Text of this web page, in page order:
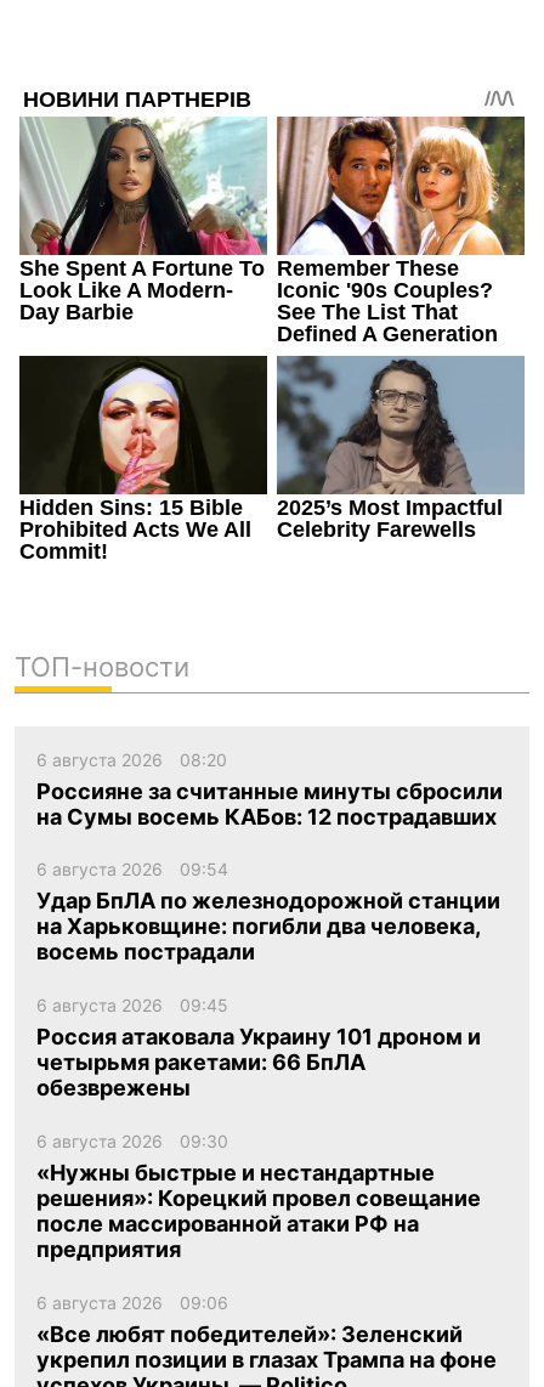
ТОП-новости
6 августа 2026 08:20
Россияне за считанные минуты сбросили
на Сумы восемь КАБов: 12 пострадавших
6 августа 2026 09:54
Удар БпЛА по железнодорожной станции
на Харьковщине: погибли два человека,
восемь пострадали
6 августа 2026 09:45
Россия атаковала Украину 101 дроном и
четырьмя ракетами: 66 БпЛА
обезврежены
6 августа 2026 09:30
«Нужны быстрые и нестандартные
решения»: Корецкий провел совещание
после массированной атаки РФ на
предприятия
6 августа 2026 09:06
«Все любят победителей»: Зеленский
укрепил позиции в глазах Трампа на фоне